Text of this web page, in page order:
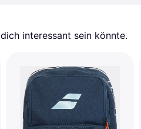
interessant sein könnte.